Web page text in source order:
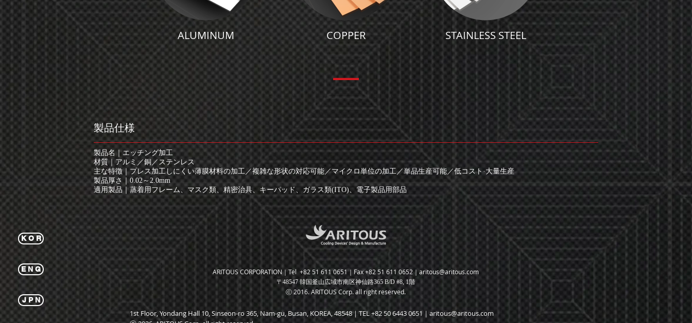
ALUMINUM STAINLESS STEEL
COPPER
製品仕様
製品名｜エッチング加工
材質｜アルミ／銅／ステンレス
主な特徴｜プレス加工しにくい薄膜材料の加工／複雑な形状の対応可能／マイクロ単位の加工／単品生産可能／低コスト·大量生産
製品厚さ｜0.02～2.0mm
適用製品｜蒸着用フレーム、マスク類、精密治具、キーパッド、ガラス類(ITO)、電子製品用部品
ARITOUS CORPORATION｜Tel +82 51 611 0651｜Fax +82 51 611 0652｜aritous@aritous.com
〒48547 韓国釜山広域市南区神仙路365 B/D #8, 1階
ⓒ 2016. ARITOUS Corp. all right reserved.
J P N
E N G
K O R
1st Floor, Yondang Hall 10, Sinseon-ro 365, Nam-gu, Busan, KOREA, 48548｜TEL +82 50 6443 0651｜ aritous@aritous.com